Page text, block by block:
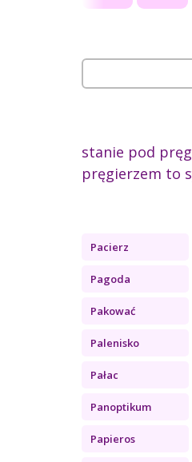
stanie pod
pręgierzem to
Pacierz
Pagoda
Pakować
Palenisko
Pałac
Panoptikum
Papieros